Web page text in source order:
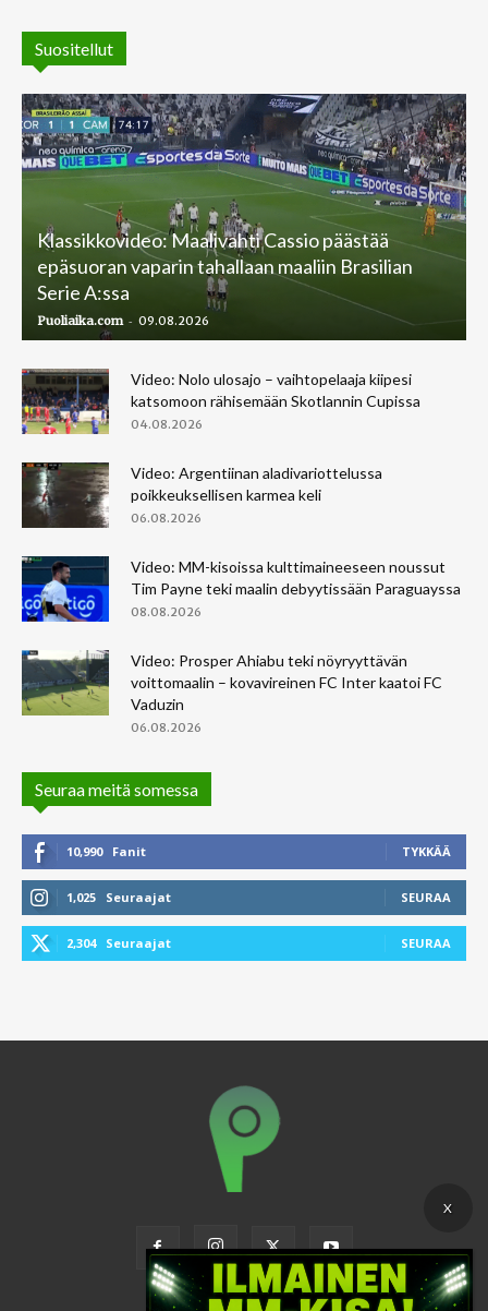
Suositellut
Klassikkovideo: Maalivahti Cassio päästää
epäsuoran vaparin tahallaan maaliin Brasilian
Serie A:ssa
Puoliaika.com - 09.08.2026
Video: Nolo ulosajo – vaihtopelaaja kiipesi
katsomoon rähisemään Skotlannin Cupissa
04.08.2026
Video: Argentiinan aladivariottelussa
poikkeuksellisen karmea keli
06.08.2026
Video: MM-kisoissa kulttimaineeseen noussut
Tim Payne teki maalin debyytissään Paraguayssa
08.08.2026
Video: Prosper Ahiabu teki nöyryyttävän
voittomaalin – kovavireinen FC Inter kaatoi FC
Vaduzin
06.08.2026
Seuraa meitä somessa
10,990 Fanit TYKKÄÄ
1,025 Seuraajat SEURAA
2,304 Seuraajat SEURAA